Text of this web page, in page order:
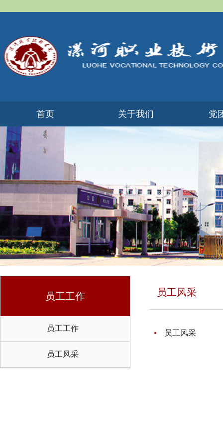
首页 ​关于我们 党
员工工作
员工工作
员工风采
员工风采
员工风采